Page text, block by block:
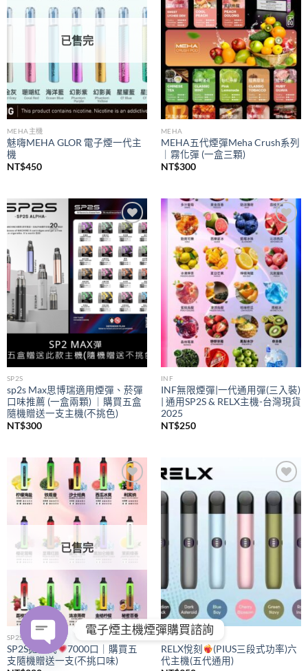
已售完
MEHA主機
魅嗨MEHA GLOR 電子煙一代主
機
NT$450
MEHA
MEHA五代煙彈Meha Crush系列
｜霧化彈 (一盒三顆)
NT$300
Add to
wishlist
SP2S
sp2s Max思博瑞適用煙彈、菸彈
口味推薦 (一盒兩顆) ｜購買五盒
隨機贈送一支主機(不挑色)
NT$300
Add to
wishlist
INF
INF無限煙彈|一代通用彈(三入裝)
| 通用SP2S & RELX主機-台灣現貨
2025
NT$250
Add to
wishlist
已售完
SP2S
SP2S拋棄式
7000口｜購買五
支隨機贈送一支(不挑口味)
Add to
wishlist
RELX
RELX悅刻
(PIUS三段式功率)六
代主機(五代通用)
電子煙主機煙彈購買諮詢
OPEN